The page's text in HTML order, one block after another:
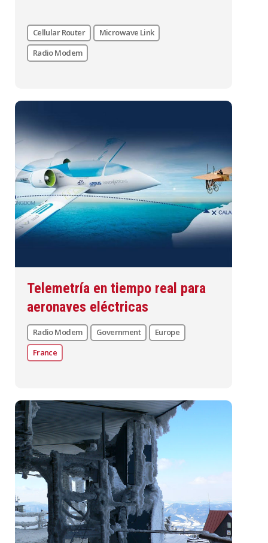
Cellular Router
Microwave Link
Radio Modem
Telemetría en tiempo real para
aeronaves eléctricas
Radio Modem Government
Europe
France